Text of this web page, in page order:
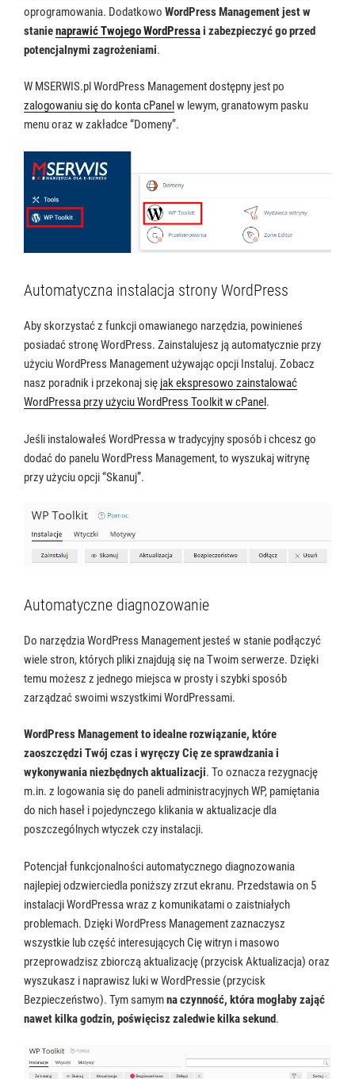
oprogramowania. Dodatkowo WordPress Management jest w
stanienaprawić Twojego WordPressai zabezpieczyć go przed
potencjalnymi zagrożeniami.
W MSERWIS.pl WordPress Management dostępny jest po
zalogowaniu się do konta cPanelw lewym, granatowym pasku
menu oraz w zakładce “Domeny”.
Automatyczna instalacja strony WordPress
Aby skorzystać z funkcji omawianego narzędzia, powinieneś
posiadać stronę WordPress. Zainstalujesz ją automatycznie przy
użyciu WordPress Management używając opcji Instaluj. Zobacz
nasz poradnik i przekonaj się jak ekspresowo zainstalować
WordPressa przy użyciu WordPress Toolkit w cPanel.
Jeśli instalowałeś WordPressa w tradycyjny sposób i chcesz go
dodać do panelu WordPress Management, to wyszukaj witrynę
przy użyciu opcji “Skanuj”.
Automatyczne diagnozowanie
Do narzędzia WordPress Management jesteś w stanie podłączyć
wiele stron, których pliki znajdują się na Twoim serwerze. Dzięki
temu możesz z jednego miejsca w prosty i szybki sposób
zarządzać swoimi wszystkimi WordPressami.
WordPress Management to idealne rozwiązanie, które
zaoszczędzi Twój czas i wyręczy Cię ze sprawdzania i
wykonywania niezbędnych aktualizacji. To oznacza rezygnację
m.in. z logowania się do paneli administracyjnych WP, pamiętania
do nich haseł i pojedynczego klikania w aktualizacje dla
poszczególnych wtyczek czy instalacji.
Potencjał funkcjonalności automatycznego diagnozowania
najlepiej odzwierciedla poniższy zrzut ekranu. Przedstawia on 5
instalacji WordPressa wraz z komunikatami o zaistniałych
problemach. Dzięki WordPress Management zaznaczysz
wszystkie lub część interesujących Cię witryn i masowo
przeprowadzisz zbiorczą aktualizację (przycisk Aktualizacja) oraz
wyszukasz i naprawisz luki w WordPressie (przycisk
Bezpieczeństwo). Tym samymna czynność, która mogłaby zająć
nawet kilka godzin, poświęcisz zaledwie kilka sekund.